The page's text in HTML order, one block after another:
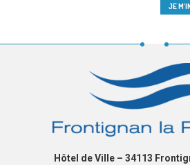
Hôtel de Ville – 34113